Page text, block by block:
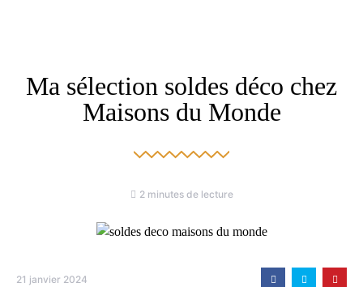
Ma sélection soldes déco chez
Maisons du Monde
2 minutes de lecture
21 janvier 2024